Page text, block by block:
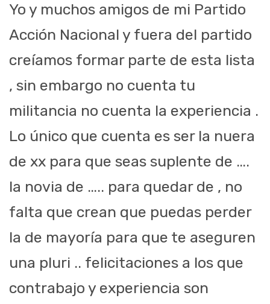
Yo y muchos amigos de mi Partido
Acción Nacional y fuera del partido
creíamos formar parte de esta lista
, sin embargo no cuenta tu
militancia no cuenta la experiencia .
Lo único que cuenta es ser la nuera
de xx para que seas suplente de ….
la novia de ….. para quedar de , no
falta que crean que puedas perder
la de mayoría para que te aseguren
una pluri .. felicitaciones a los que
contrabajo y experiencia son